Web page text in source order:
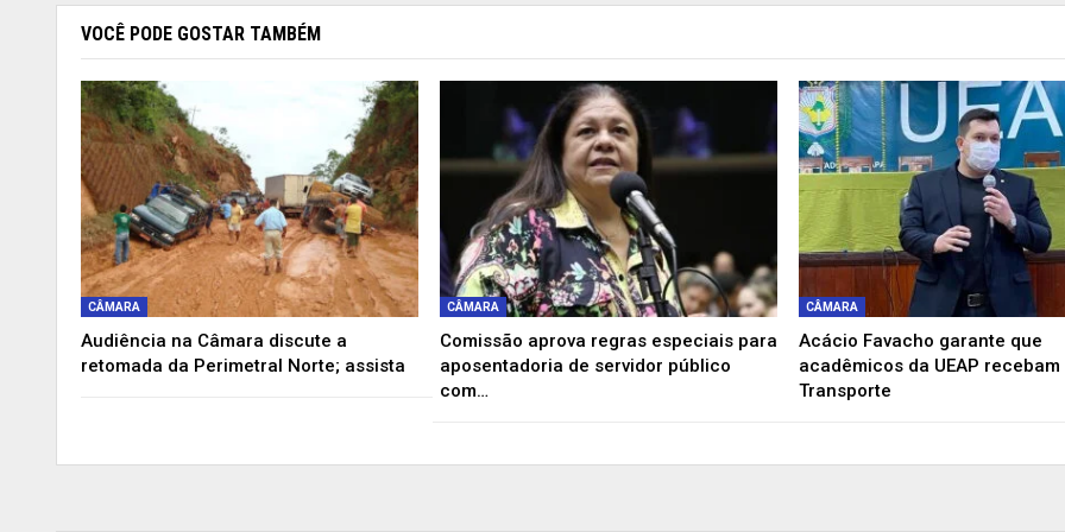
VOCÊ PODE GOSTAR TAMBÉM
CÂMARA
Audiência na Câmara discute a
retomada da Perimetral Norte; assista
CÂMARA
Comissão aprova regras especiais para
aposentadoria de servidor público
com…
CÂMARA
Acácio Favacho garante que
acadêmicos da UEAP recebam
Transporte